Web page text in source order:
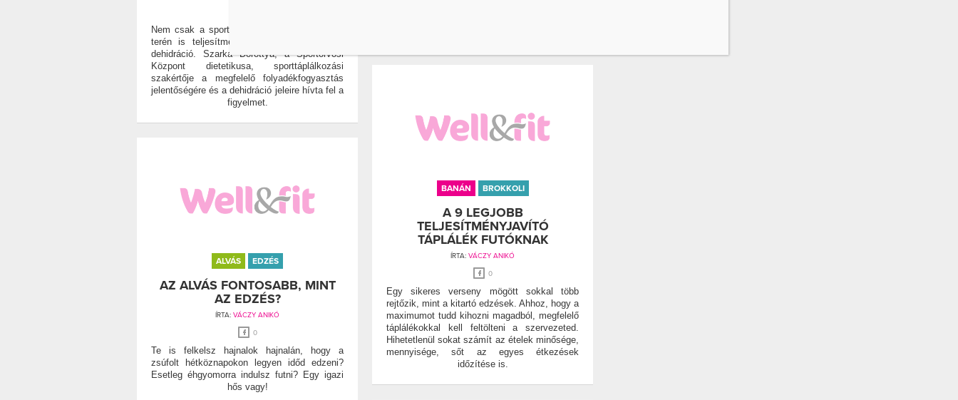
Nem csak a sportban, hanem akár a munka
terén is teljesítménycsökkenéshez vezet a
dehidráció. Szarka Dorottya, a Sportorvosi
Központ dietetikusa, sporttáplálkozási
szakértője a megfelelő folyadékfogyasztás
jelentőségére és a dehidráció jeleire hívta fel a
figyelmet.
BANÁN BROKKOLI
A 9 LEGJOBB
TELJESÍTMÉNYJAVÍTÓ
TÁPLÁLÉK FUTÓKNAK
ÍRTA: VÁCZY ANIKÓ
0
Egy sikeres verseny mögött sokkal több
rejtőzik, mint a kitartó edzések. Ahhoz, hogy a
maximumot tudd kihozni magadból, megfelelő
táplálékokkal kell feltölteni a szervezeted.
Hihetetlenül sokat számít az ételek minősége,
mennyisége, sőt az egyes étkezések
időzítése is.
ALVÁS EDZÉS
AZ ALVÁS FONTOSABB, MINT
AZ EDZÉS?
ÍRTA: VÁCZY ANIKÓ
0
Te is felkelsz hajnalok hajnalán, hogy a
zsúfolt hétköznapokon legyen időd edzeni?
Esetleg éhgyomorra indulsz futni? Egy igazi
hős vagy!